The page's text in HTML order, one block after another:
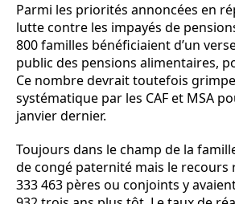
Parmi les priorités annoncées en
lutte contre les impayés de
800 familles bénéficiaient d’un
public des pensions alimentaires,
Ce nombre devrait toutefois
systématique par les CAF et MSA
janvier dernier.
Toujours dans le champ de la
de congé paternité mais le recours
333 463 pères ou conjoints y